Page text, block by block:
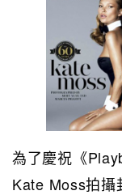
為了慶祝《
Kate Moss拍攝